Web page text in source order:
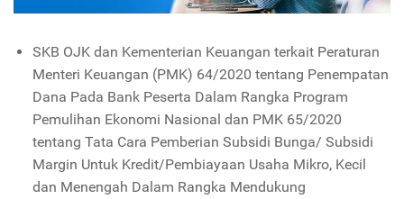
SKB OJK dan Kementerian Keuangan terkait Peraturan
Menteri Keuangan (PMK) 64/2020 tentang Penempatan
Dana Pada Bank Peserta Dalam Rangka Program
Pemulihan Ekonomi Nasional dan PMK 65/2020
tentang Tata Cara Pemberian Subsidi Bunga/ Subsidi
Margin Untuk Kredit/Pembiayaan Usaha Mikro, Kecil
dan Menengah Dalam Rangka Mendukung